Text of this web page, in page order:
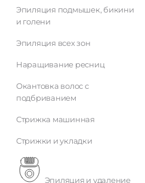
Эпиляция подмышек, бикини
и голени
Эпиляция всех зон
Наращивание ресниц
Окантовка волос с
подбриванием
Стрижка машинная
Стрижки и укладки